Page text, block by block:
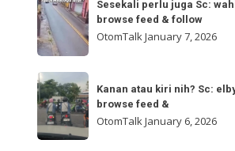
browse
feed
&
@otomtalk
perlu
juga
Sc:
wahidmobil.id
“
browse
feed
Sesekali perlu juga Sc:
browse feed & follow
OtomTalkJanuary 7, 2026
Kanan
atau
kiri
nih?
Kanan atau kiri nih? Sc:
browse feed &
OtomTalkJanuary 6, 2026